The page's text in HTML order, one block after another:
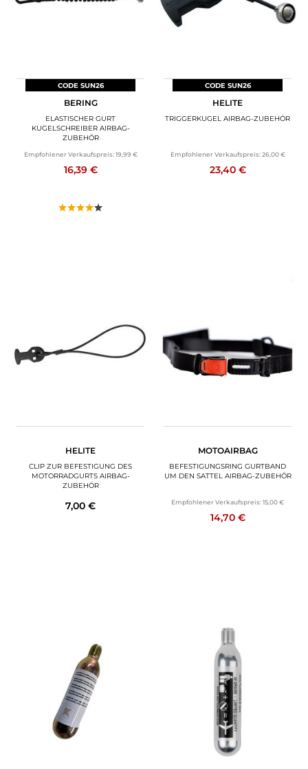
CODE SUN26
BERING
ELASTISCHER GURT
KUGELSCHREIBER AIRBAG-
ZUBEHÖR
Empfohlener Verkaufspreis: 19,99 €
16,39 €
CODE SUN26
HELITE
TRIGGERKUGEL AIRBAG-ZUBEHÖR
Empfohlener Verkaufspreis: 26,00 €
23,40 €
HELITE
CLIP ZUR BEFESTIGUNG DES
MOTORRADGURTS AIRBAG-
ZUBEHÖR
7,00 €
MOTOAIRBAG
BEFESTIGUNGSRING GURTBAND
UM DEN SATTEL AIRBAG-ZUBEHÖR
Empfohlener Verkaufspreis:15,00 €
14,70 €